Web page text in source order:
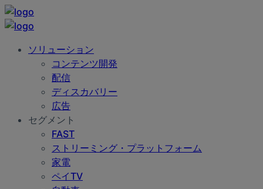
ソリューション
コンテンツ開発
配信
ディスカバリー
広告
セグメント
FAST
ストリーミング・プラットフォーム
家電
ペイTV